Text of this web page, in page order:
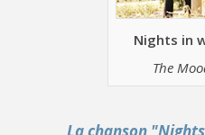
Nights in
The
La chanson